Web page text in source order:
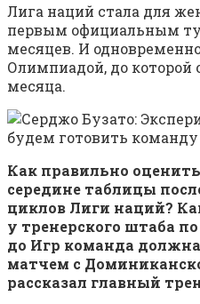
Лига наций стала для
первым официальным
месяцев. И
Олимпиадой, до которой
месяца.
Как правильно
середине таблицы
циклов Лиги наций?
у тренерского штаба
до Игр команда
матчем с
рассказал главный